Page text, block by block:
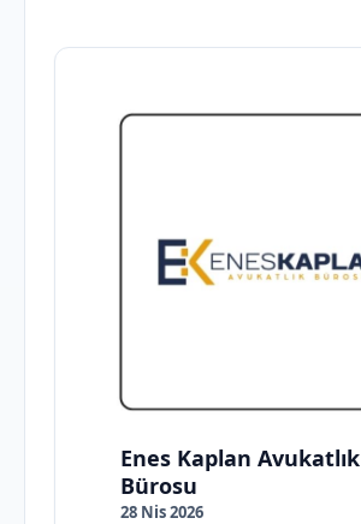
Enes Kaplan Avukatlık
Bürosu
28 Nis 2026